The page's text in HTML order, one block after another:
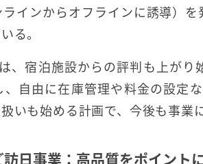
インからオフラインに誘導）を
る。
、宿泊施設からの評判も上が
自由に在庫管理や料金の設定
いも始める計画で、今後も事業
日事業：高品質をポイント